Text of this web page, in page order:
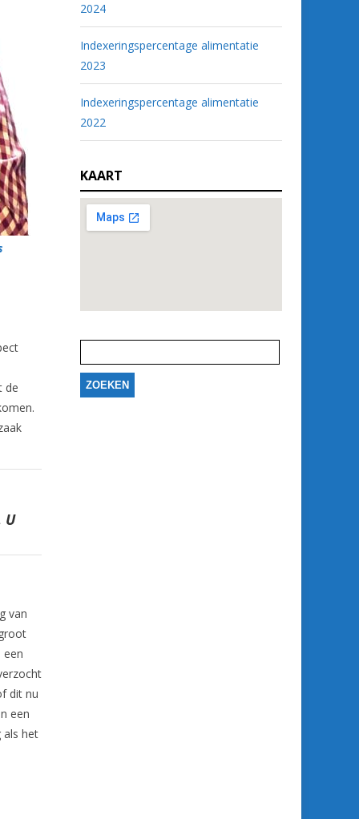
de
U
van
een
dit nu
een
als het
2024
Indexeringspercentage alimentatie
2023
Indexeringspercentage alimentatie
2022
KAART
naar: